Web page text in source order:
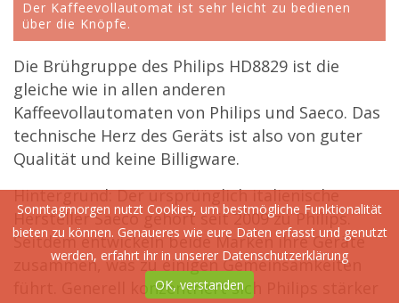
Der Kaffeevollautomat ist sehr leicht zu bedienen
über die Knöpfe.
Die Brühgruppe des Philips HD8829 ist die
gleiche wie in allen anderen
Kaffeevollautomaten von Philips und Saeco. Das
technische Herz des Geräts ist also von guter
Qualität und keine Billigware.
Hintergrund: Der ursprünglich italienische
Hersteller Saeco gehört seit 2009 zu Philips.
Seitdem entwickeln beide Marken ihre Geräte
zusammen, was zu einigen Gemeinsamkeiten
führt. Generell konzentriert sich Philips stärker
Sonntagmorgen nutzt Cookies, um bestmögliche Funktionalität
bieten zu können. Genaueres wie eure Daten erfasst und genutzt
werden, erfahrt ihr in unserer Datenschutzerklärung
OK, verstanden